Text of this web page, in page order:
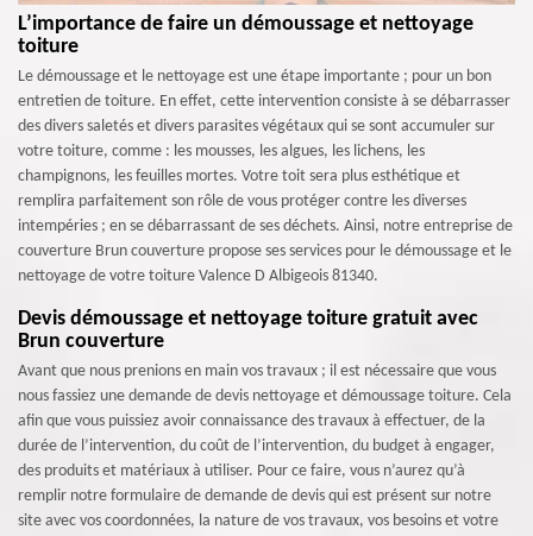
L’importance de faire un démoussage et nettoyage
toiture
Le démoussage et le nettoyage est une étape importante ; pour un bon
entretien de toiture. En effet, cette intervention consiste à se débarrasser
des divers saletés et divers parasites végétaux qui se sont accumuler sur
votre toiture, comme : les mousses, les algues, les lichens, les
champignons, les feuilles mortes. Votre toit sera plus esthétique et
remplira parfaitement son rôle de vous protéger contre les diverses
intempéries ; en se débarrassant de ses déchets. Ainsi, notre entreprise de
couverture Brun couverture propose ses services pour le démoussage et le
nettoyage de votre toiture Valence D Albigeois 81340.
Devis démoussage et nettoyage toiture gratuit avec
Brun couverture
Avant que nous prenions en main vos travaux ; il est nécessaire que vous
nous fassiez une demande de devis nettoyage et démoussage toiture. Cela
afin que vous puissiez avoir connaissance des travaux à effectuer, de la
durée de l’intervention, du coût de l’intervention, du budget à engager,
des produits et matériaux à utiliser. Pour ce faire, vous n’aurez qu’à
remplir notre formulaire de demande de devis qui est présent sur notre
site avec vos coordonnées, la nature de vos travaux, vos besoins et votre